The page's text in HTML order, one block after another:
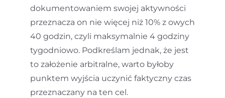
dokumentowaniem swojej aktywności
przeznacza on nie więcej niż 10% z owych
40 godzin, czyli maksymalnie 4 godziny
tygodniowo. Podkreślam jednak, że jest
to założenie arbitralne, warto byłoby
punktem wyjścia uczynić faktyczny czas
przeznaczany na ten cel.